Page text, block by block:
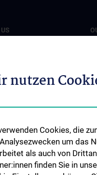
and Working
research
nutzen
Cookies, die
um das
als auch von
finden Sie in